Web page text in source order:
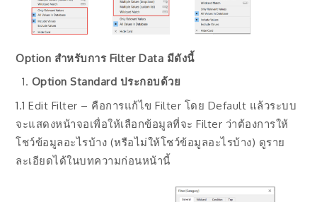
Option สำหรับการ Filter Data มีดังนี้
Option Standard ประกอบด้วย
1.1 Edit Filter – คือการแก้ไข Filter โดย Default แล้วระบบ
จะแสดงหน้าจอเพื่อให้เลือกข้อมูลที่จะ Filter ว่าต้องการให้
โชว์ข้อมูลอะไรบ้าง (หรือไม่ให้โชว์ข้อมูลอะไรบ้าง) ดูราย
ละเอียดได้ในบทความก่อนหน้านี้